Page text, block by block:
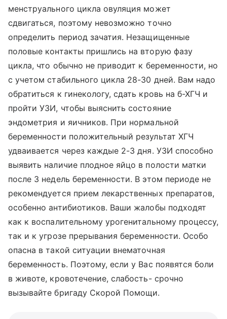
менструального цикла овуляция может
сдвигаться, поэтому невозможно точно
определить период зачатия. Незащищенные
половые контакты пришлись на вторую фазу
цикла, что обычно не приводит к беременности, но
с учетом стабильного цикла 28-30 дней. Вам надо
обратиться к гинекологу, сдать кровь на б-ХГЧ и
пройти УЗИ, чтобы выяснить состояние
эндометрия и яичников. При нормальной
беременности положительный результат ХГЧ
удваивается через каждые 2-3 дня. УЗИ способно
выявить наличие плодное яйцо в полости матки
после 3 недель беременности. В этом периоде не
рекомендуется прием лекарственных препаратов,
особенно антибиотиков. Ваши жалобы подходят
как к воспалительному урогенитальному процессу,
так и к угрозе прерывания беременности. Особо
опасна в такой ситуации внематочная
беременность. Поэтому, если у Вас появятся боли
в животе, кровотечение, слабость- срочно
вызывайте бригаду Скорой Помощи.